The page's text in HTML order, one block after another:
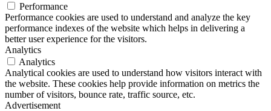
Performance
Performance cookies are used to understand and analyze the key
performance indexes of the website which helps in delivering a
better user experience for the visitors.
Analytics
Analytics
Analytical cookies are used to understand how visitors interact with
the website. These cookies help provide information on metrics the
number of visitors, bounce rate, traffic source, etc.
Advertisement